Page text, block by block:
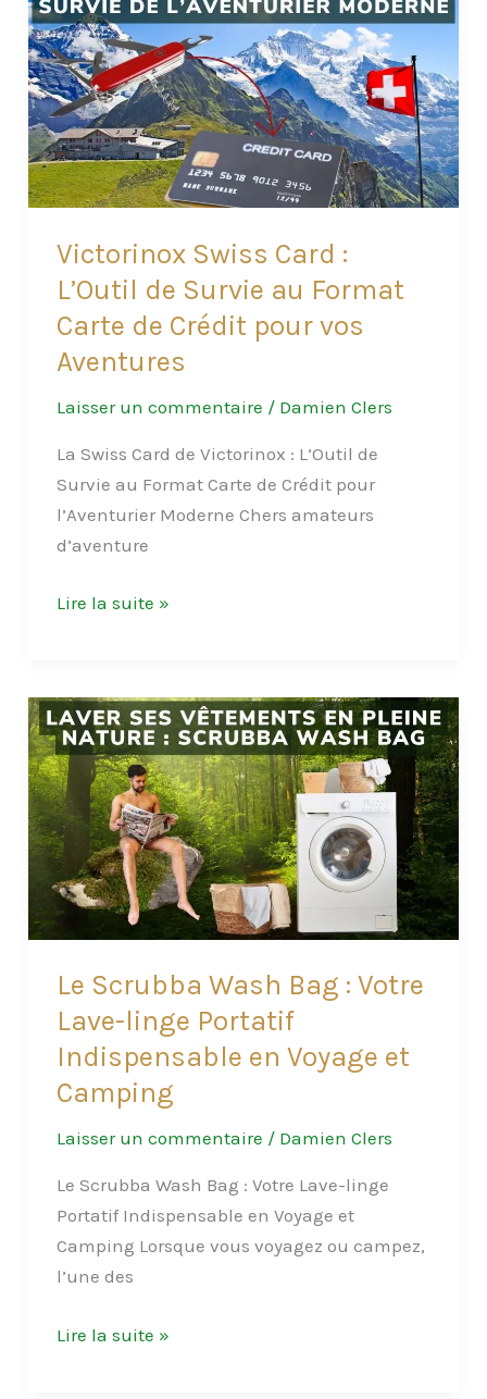
photo
animalière
quand
on
est
débutant
?
Victorinox Swiss Card :
L’Outil de Survie au Format
Carte de Crédit pour vos
Aventures
Laisser un commentaire / Damien Clers
La Swiss Card de Victorinox : L’Outil de
Survie au Format Carte de Crédit pour
l’Aventurier Moderne Chers amateurs
d’aventure
Victorinox
:
L’Outil
de
Survie
au
Format
Carte
de
Crédit
vos
Aventures
Lire la suite »
Le Scrubba Wash Bag : Votre
Lave-linge Portatif
Indispensable en Voyage et
Camping
Laisser un commentaire / Damien Clers
Le Scrubba Wash Bag : Votre Lave-linge
Portatif Indispensable en Voyage et
Camping Lorsque vous voyagez ou campez,
l’une des
Le
Lire la suite »